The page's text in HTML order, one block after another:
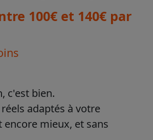
100€ et 140€ par
c'est bien.
adaptés à votre
encore mieux, et sans